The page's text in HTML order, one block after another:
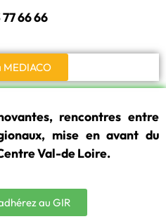
66 66
MEDIACO
rencontres entre
mise en avant du
Val-de Loire.
au GIR